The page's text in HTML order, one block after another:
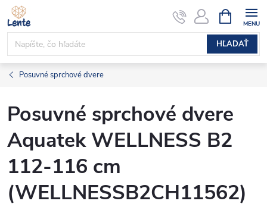
Prejsť
na
obsah
HĽADAŤ
KOŠÍK
Posuvné sprchové dvere
Posuvné sprchové dvere
Aquatek WELLNESS B2
112-116 cm
(WELLNESSB2CH11562)